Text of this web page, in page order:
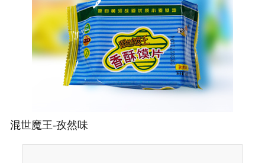
产品中心
市场营销
人才招聘
联系我们
混世魔王-孜然味